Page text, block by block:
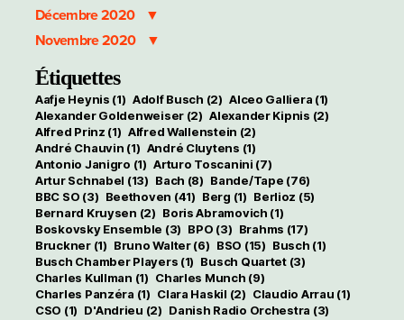
Décembre 2020
Novembre 2020
Étiquettes
Aafje Heynis (1) Adolf Busch (2) Alceo Galliera (1)
Alexander Goldenweiser (2) Alexander Kipnis (2)
Alfred Prinz (1) Alfred Wallenstein (2)
André Chauvin (1) André Cluytens (1)
Antonio Janigro (1) Arturo Toscanini (7)
Artur Schnabel (13) Bach (8) Bande/Tape (76)
BBC SO (3) Beethoven (41) Berg (1) Berlioz (5)
Bernard Kruysen (2) Boris Abramovich (1)
Boskovsky Ensemble (3) BPO (3) Brahms (17)
Bruckner(1) Bruno Walter(6) BSO (15) Busch (1)
Busch Chamber Players (1) Busch Quartet(3)
Charles Kullman (1) Charles Munch (9)
Charles Panzéra (1) Clara Haskil (2) Claudio Arrau (1)
CSO (1) D'Andrieu (2) Danish Radio Orchestra (3)